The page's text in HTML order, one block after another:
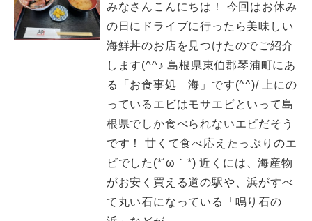
みなさんこんにちは！ 今回はお休み
の日にドライブに行ったら美味しい
海鮮丼のお店を見つけたのでご紹介
します(^^♪ 島根県東伯郡琴浦町にあ
る「お食事処 海」です(^^)/ 上にの
っているエビはモサエビといって島
根県でしか食べられないエビだそう
です！ 甘くて食べ応えたっぷりのエ
ビでした(*´ω｀*) 近くには、海産物
がお安く買える道の駅や、浜がすべ
て丸い石になっている「鳴り石の